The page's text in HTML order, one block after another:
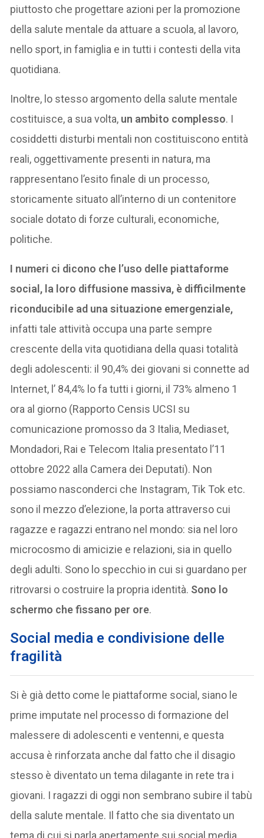
piuttosto che progettare azioni per la promozione
della salute mentale da attuare a scuola, al lavoro,
nello sport, in famiglia e in tutti i contesti della vita
quotidiana.
Inoltre, lo stesso argomento della salute mentale
costituisce, a sua volta, un ambito complesso. I
cosiddetti disturbi mentali non costituiscono entità
reali, oggettivamente presenti in natura, ma
rappresentano l’esito finale di un processo,
storicamente situato all’interno di un contenitore
sociale dotato di forze culturali, economiche,
politiche.
I numeri ci dicono che l’uso delle piattaforme
social, la loro diffusione massiva, è difficilmente
riconducibile ad una situazione emergenziale,
infatti tale attività occupa una parte sempre
crescente della vita quotidiana della quasi totalità
degli adolescenti: il 90,4% dei giovani si connette ad
Internet, l’ 84,4% lo fa tutti i giorni, il 73% almeno 1
ora al giorno (Rapporto Censis UCSI su
comunicazione promosso da 3 Italia, Mediaset,
Mondadori, Rai e Telecom Italia presentato l’11
ottobre 2022 alla Camera dei Deputati). Non
possiamo nasconderci che Instagram, Tik Tok etc.
sono il mezzo d’elezione, la porta attraverso cui
ragazze e ragazzi entrano nel mondo: sia nel loro
microcosmo di amicizie e relazioni, sia in quello
degli adulti. Sono lo specchio in cui si guardano per
ritrovarsi o costruire la propria identità. Sono lo
schermo che fissano per ore.
Social media e condivisione delle
fragilità
Si è già detto come le piattaforme social, siano le
prime imputate nel processo di formazione del
malessere di adolescenti e ventenni, e questa
accusa è rinforzata anche dal fatto che il disagio
stesso è diventato un tema dilagante in rete tra i
giovani. I ragazzi di oggi non sembrano subire il tabù
della salute mentale. Il fatto che sia diventato un
tema di cui si parla apertamente sui social media